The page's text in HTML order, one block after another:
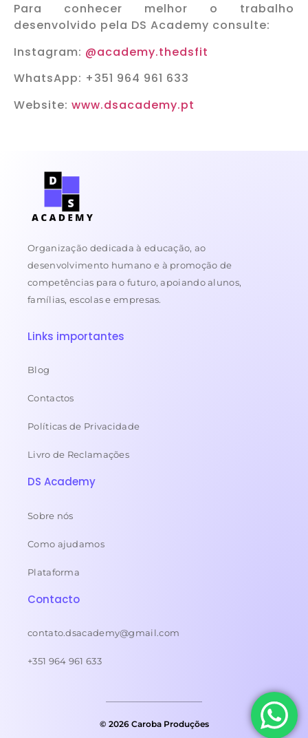
Para conhecer melhor o trabalho
desenvolvido pela DS Academy consulte:
Instagram: @academy.thedsfit
WhatsApp: +351 964 961 633
Website: www.dsacademy.pt
Organização dedicada à educação, ao
desenvolvimento humano e à promoção de
competências para o futuro, apoiando alunos,
famílias, escolas e empresas.
Links importantes
Blog
Contactos
Políticas de Privacidade
Livro de Reclamações
DS Academy
Sobre nós
Como ajudamos
Plataforma
Contacto
contato.dsacademy@gmail.com
+351 964 961 633
© 2026 Caroba Produções